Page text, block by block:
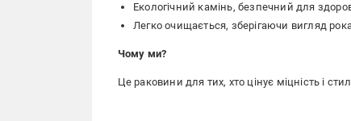
Екологічний камінь, безпечний для
Легко очищається, зберігаючи вигляд
Чому ми?
Це раковини для тих, хто цінує міцність і